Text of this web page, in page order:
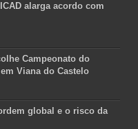
alarga acordo com
Campeonato do
Viana do Castelo
global e o risco da